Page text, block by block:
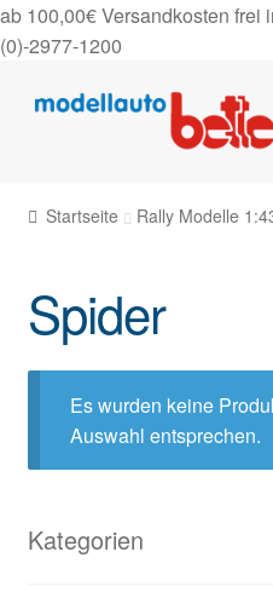
ab 100,00€ Versandkosten frei
(0)-2977-1200
Zur
Zum
Gutscheine
Über uns
On Tour
Startseite Rally Modelle
Spider
Es wurden keine
Auswahl entsprechen.
Kategorien